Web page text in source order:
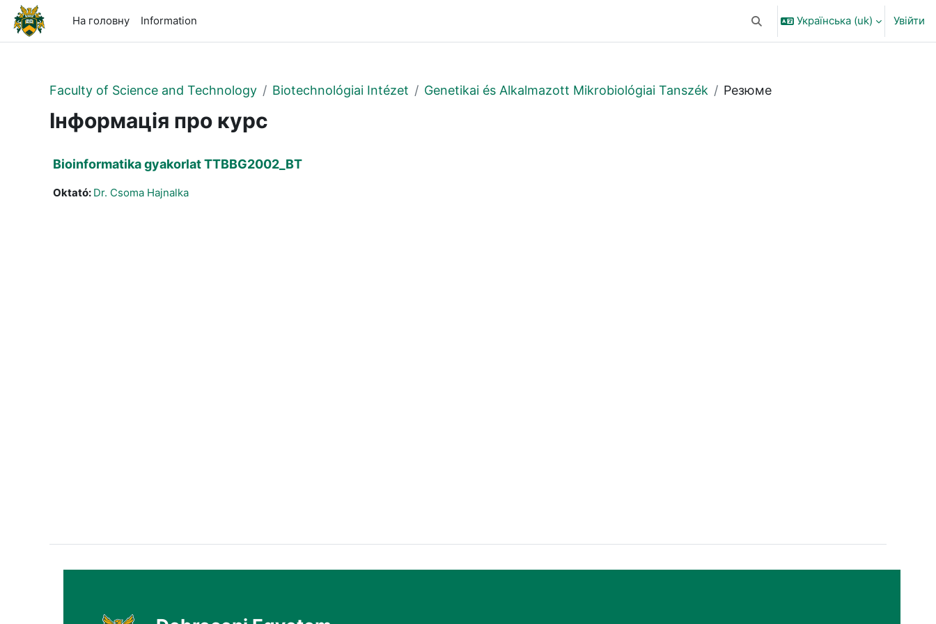
Перейти до головного вмісту
На головну
Information Переключити введення пошуку
Українська ‎(uk)‎ Увійти
Faculty of Science and Technology Biotechnológiai Intézet Genetikai és Alkalmazott Mikrobiológiai Tanszék Резюме
Інформація про курс
Bioinformatika gyakorlat TTBBG2002_BT
Oktató: Dr. Csoma Hajnalka